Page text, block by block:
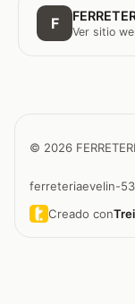
F Ver sitio
© 2026
ferreteriaevelin-
Creado con